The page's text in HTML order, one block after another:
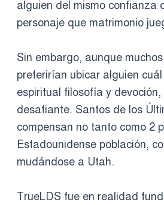
alguien del mismo confianza
personaje que matrimonio
Sin embargo, aunque
preferirían ubicar alguien
espiritual filosofía y
desafiante. Santos de los
compensan no tanto como 2
Estadounidense población,
mudándose a Utah.
TrueLDS fue en realidad